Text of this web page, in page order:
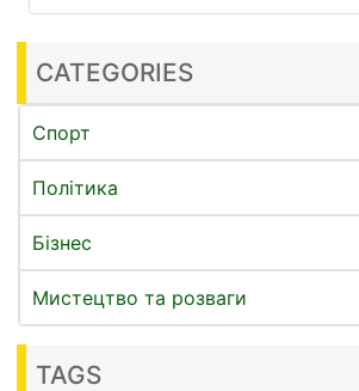
CATEGORIES
Спорт
Політика
Бізнес
Мистецтво та розваги
TAGS